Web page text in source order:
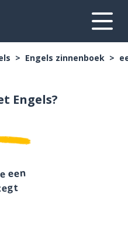
Engels zinnenboek
Engels?
een